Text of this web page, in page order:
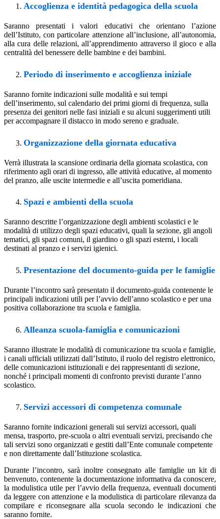
Accoglienza e identità pedagogica della scuola
Saranno presentati i valori educativi che orientano
l’azione
dell’Istituto, con particolare attenzione all’inclusione, all’autonomia,
alla cura delle relazioni, all’apprendimento attraverso il gioco e alla
centralità del benessere delle bambine e dei bambini.
Periodo di inserimento e accoglienza iniziale
Saranno fornite indicazioni sulle modalità e sui tempi
dell’inserimento, sul calendario dei primi giorni di frequenza, sulla
presenza dei genitori nelle fasi iniziali e su alcuni suggerimenti utili
per accompagnare il distacco in modo sereno e graduale.
Organizzazione della giornata educativa
Verrà illustrata la scansione ordinaria della giornata scolastica, con
riferimento agli orari di ingresso, alle attività educative, al momento
del pranzo, alle uscite intermedie e all’uscita pomeridiana.
Spazi e ambienti della scuola
Saranno descritte l’organizzazione degli ambienti scolastici e le
modalità di utilizzo degli spazi educativi, quali la sezione, gli angoli
tematici, gli spazi comuni, il giardino o gli spazi esterni, i locali
destinati al pranzo e i servizi igienici.
Presentazione del documento-guida per le famiglie
Durante l’incontro sarà presentato il documento-guida contenente le
principali indicazioni utili per l’avvio dell’anno scolastico e per una
positiva collaborazione tra scuola e famiglia.
Alleanza scuola-famiglia e comunicazioni
Saranno illustrate le modalità di comunicazione tra scuola e famiglie,
i canali ufficiali utilizzati dall’Istituto, il ruolo del registro elettronico,
delle comunicazioni istituzionali e dei rappresentanti di sezione,
nonché i principali momenti di confronto previsti durante l’anno
scolastico.
Servizi accessori di competenza comunale
Saranno fornite indicazioni generali sui servizi accessori, quali
mensa, trasporto, pre-scuola o altri eventuali servizi, precisando che
tali servizi sono organizzati e gestiti dall’Ente comunale competente
e non direttamente dall’Istituzione scolastica.
Durante l’incontro, sarà inoltre consegnato alle famiglie un kit di
benvenuto, contenente la documentazione informativa da conoscere,
la modulistica utile per l’avvio della frequenza, eventuali documenti
da leggere con attenzione e la modulistica di particolare rilevanza da
compilare e riconsegnare alla scuola secondo le indicazioni che
saranno fornite.